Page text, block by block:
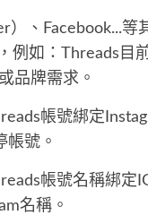
、Facebook...等
例如：Threads目
品牌需求。
帳號綁定
帳號。
帳號名稱綁定
名稱。